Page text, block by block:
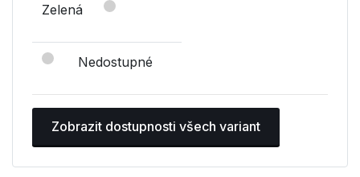
Zelená
Nedostupné
Zobrazit dostupnosti všech variant